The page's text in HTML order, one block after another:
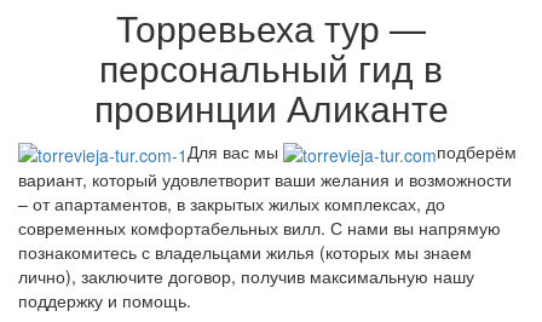
Торревьеха тур —
персональный гид в
провинции Аликанте
Для вас мы
подберём
вариант, который удовлетворит ваши желания и возможности
– от апартаментов, в закрытых жилых комплексах, до
современных комфортабельных вилл. С нами вы напрямую
познакомитесь с владельцами жилья (которых мы знаем
лично), заключите договор, получив максимальную нашу
поддержку и помощь.